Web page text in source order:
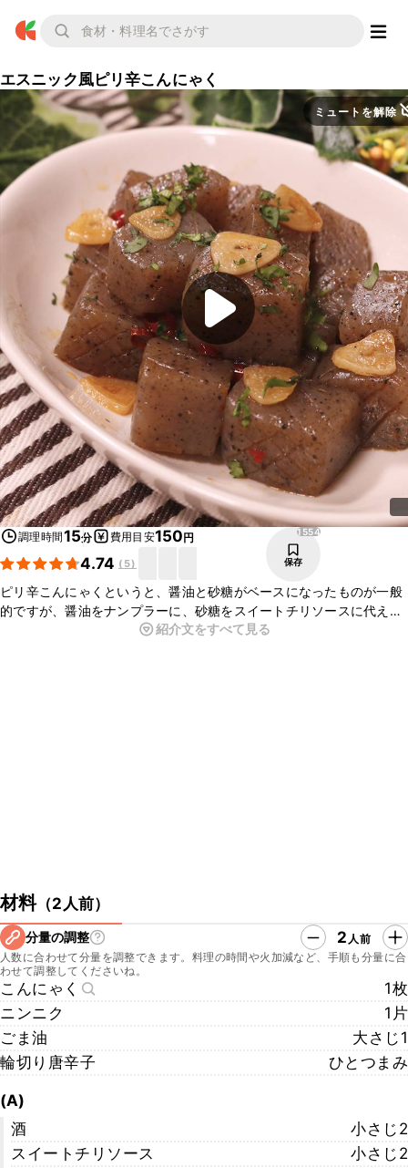
エスニック風ピリ辛こんにゃく
ミュートを解除
調理時間15分 費用目安150円
4.74 ( 5)
1554
保存
ピリ辛こんにゃくというと、醤油と砂糖がベースになったものが一般
的ですが、醤油をナンプラーに、砂糖をスイートチリソースに代え
て、ぐっとエスニック風にしました。お酒がすすむ濃い目の味付けで
紹介文をすべて見る
材料（2人前）
分量の調整 2 人前
人数に合わせて分量を調整できます。料理の時間や火加減など、手順も分量に合
わせて調整してくださいね。
こんにゃく
1枚
ニンニク
1片
ごま油
大さじ1
輪切り唐辛子
ひとつまみ
(A)
酒
小さじ2
スイートチリソース
小さじ2